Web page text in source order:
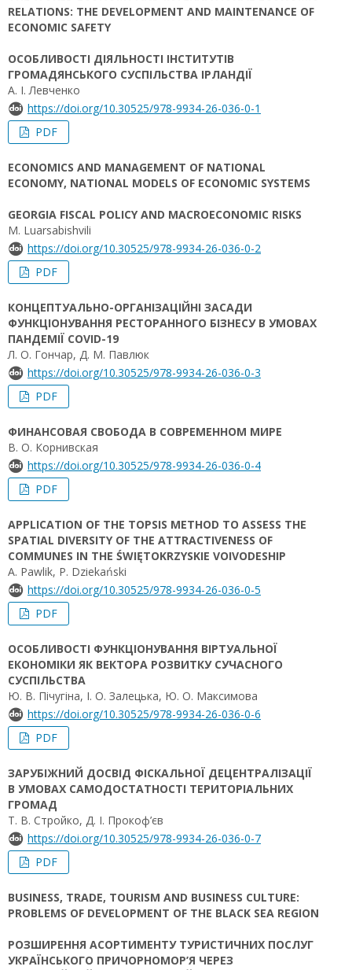
RELATIONS: THE DEVELOPMENT AND MAINTENANCE OF
ECONOMIC SAFETY
ОСОБЛИВОСТІ ДІЯЛЬНОСТІ ІНСТИТУТІВ
ГРОМАДЯНСЬКОГО СУСПІЛЬСТВА ІРЛАНДІЇ
А. І. Левченко
https://doi.org/10.30525/978-9934-26-036-0-1
PDF
ECONOMICS AND MANAGEMENT OF NATIONAL
ECONOMY, NATIONAL MODELS OF ECONOMIC SYSTEMS
GEORGIA FISCAL POLICY AND MACROECONOMIC RISKS
M. Luarsabishvili
https://doi.org/10.30525/978-9934-26-036-0-2
PDF
КОНЦЕПТУАЛЬНО-ОРГАНІЗАЦІЙНІ ЗАСАДИ
ФУНКЦІОНУВАННЯ РЕСТОРАННОГО БІЗНЕСУ В УМОВАХ
ПАНДЕМІЇ COVID-19
Л. О. Гончар, Д. М. Павлюк
https://doi.org/10.30525/978-9934-26-036-0-3
PDF
ФИНАНСОВАЯ СВОБОДА В СОВРЕМЕННОМ МИРЕ
В. О. Корнивская
https://doi.org/10.30525/978-9934-26-036-0-4
PDF
APPLICATION OF THE TOPSIS METHOD TO ASSESS THE
SPATIAL DIVERSITY OF THE ATTRACTIVENESS OF
COMMUNES IN THE ŚWIĘTOKRZYSKIE VOIVODESHIP
A. Pawlik, P. Dziekański
https://doi.org/10.30525/978-9934-26-036-0-5
PDF
ОСОБЛИВОСТІ ФУНКЦІОНУВАННЯ ВІРТУАЛЬНОЇ
ЕКОНОМІКИ ЯК ВЕКТОРА РОЗВИТКУ СУЧАСНОГО
СУСПІЛЬСТВА
Ю. В. Пічугіна, І. О. Залецька, Ю. О. Максимова
https://doi.org/10.30525/978-9934-26-036-0-6
PDF
ЗАРУБІЖНИЙ ДОСВІД ФІСКАЛЬНОЇ ДЕЦЕНТРАЛІЗАЦІЇ
В УМОВАХ САМОДОСТАТНОСТІ ТЕРИТОРІАЛЬНИХ
ГРОМАД
Т. В. Стройко, Д. І. Прокоф’єв
https://doi.org/10.30525/978-9934-26-036-0-7
PDF
BUSINESS, TRADE, TOURISM AND BUSINESS CULTURE:
PROBLEMS OF DEVELOPMENT OF THE BLACK SEA REGION
РОЗШИРЕННЯ АСОРТИМЕНТУ ТУРИСТИЧНИХ ПОСЛУГ
УКРАЇНСЬКОГО ПРИЧОРНОМОР’Я ЧЕРЕЗ